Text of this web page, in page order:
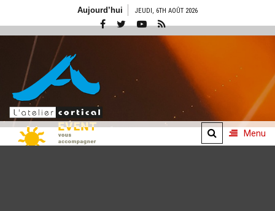
Aujourd’hui JEUDI, 6TH AOÛT 2026
Menu